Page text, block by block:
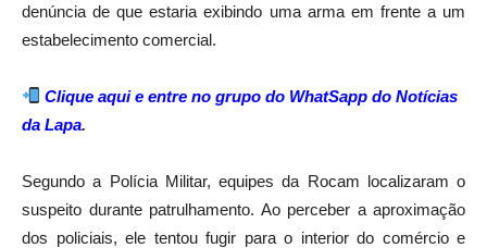
denúncia de que estaria exibindo uma arma em frente a um
estabelecimento comercial.
Clique aqui e entre no grupo do WhatSapp do Notícias
da Lapa.
Segundo a Polícia Militar, equipes da Rocam localizaram o
suspeito durante patrulhamento. Ao perceber a aproximação
dos policiais, ele tentou fugir para o interior do comércio e